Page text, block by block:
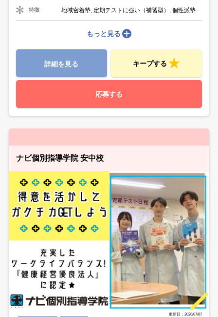
特徴 地域密着塾, 定期テストに強い（補習型）, 個性派塾
もっと見る
詳細を見る キープする
応募する
ナビ個別指導学院 安中校
更新日：2026/07/07